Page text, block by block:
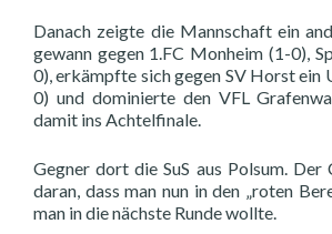
Danach zeigte die Mannschaft ein
gewann gegen 1.FC Monheim (1-0),
0), erkämpfte sich gegen SV Horst ein
0) und dominierte den VFL
damit ins Achtelfinale.
Gegner dort die SuS aus Polsum. Der
daran, dass man nun in den „roten
man in die nächste Runde wollte.